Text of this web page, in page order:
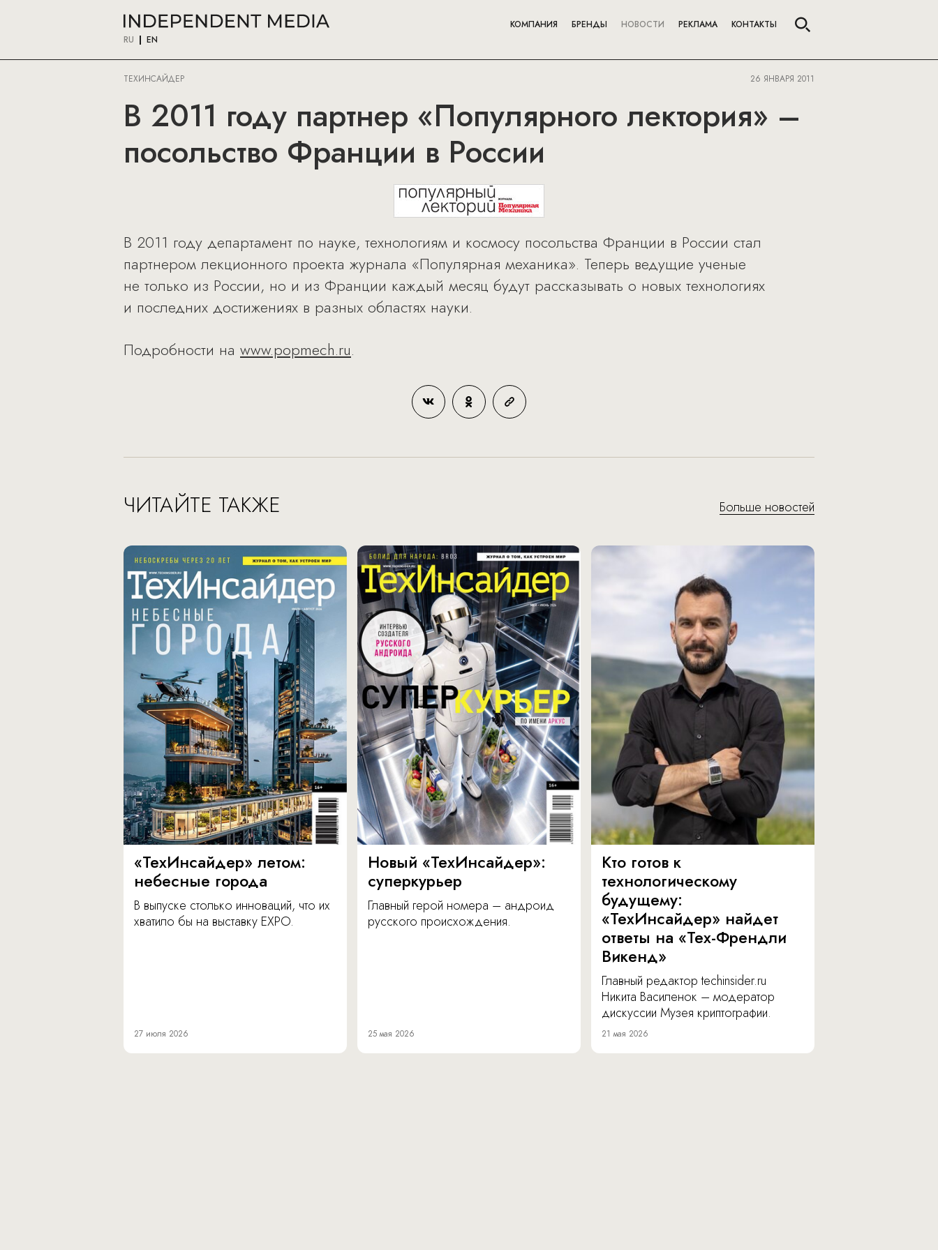
RU EN
КОМПАНИЯ БРЕНДЫ НОВОСТИ РЕКЛАМА КОНТАКТЫ
ТЕХИНСАЙДЕР 26 ЯНВАРЯ 2011
В 2011 году партнер «Популярного лектория» –
посольство Франции в России
В 2011 году департамент по науке, технологиям и космосу посольства Франции в России стал
партнером лекционного проекта журнала «Популярная механика». Теперь ведущие ученые
не только из России, но и из Франции каждый месяц будут рассказывать о новых технологиях
и последних достижениях в разных областях науки.
Подробности на www.popmech.ru.
ЧИТАЙТЕ ТАКЖЕ Больше новостей
«ТехИнсайдер» летом:
небесные города
В выпуске столько инноваций, что их
хватило бы на выставку EXPO.
27 июля 2026
Новый «ТехИнсайдер»:
суперкурьер
Главный герой номера – андроид
русского происхождения.
25 мая 2026
Кто готов к
технологическому
будущему:
«ТехИнсайдер» найдет
ответы на «Тех-Френдли
Викенд»
Главный редактор techinsider.ru
Никита Василенок – модератор
дискуссии Музея криптографии.
21 мая 2026